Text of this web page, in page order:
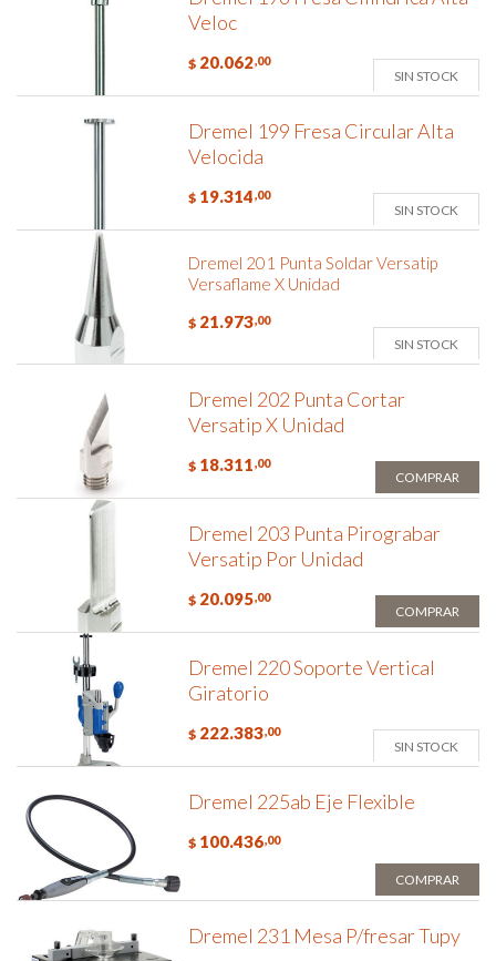
Veloc
$ 20.062,00
SIN STOCK
Dremel 199 Fresa Circular Alta
Velocida
$ 19.314,00
SIN STOCK
Dremel 201 Punta Soldar Versatip
Versaflame X Unidad
$ 21.973,00
SIN STOCK
Dremel 202 Punta Cortar
Versatip X Unidad
$ 18.311,00
COMPRAR
Dremel 203 Punta Pirograbar
Versatip Por Unidad
$ 20.095,00
COMPRAR
Dremel 220 Soporte Vertical
Giratorio
$ 222.383,00
SIN STOCK
Dremel 225ab Eje Flexible
$ 100.436,00
COMPRAR
Dremel 231 Mesa P/fresar Tupy